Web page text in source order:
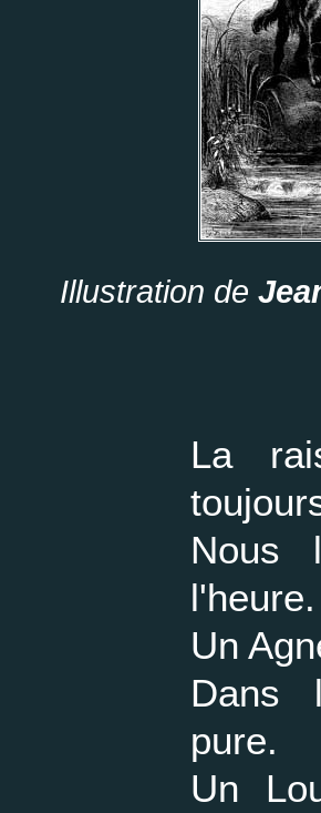
Illustration de
La
Nous
l'heure.
Un
Dans
pure.
Un